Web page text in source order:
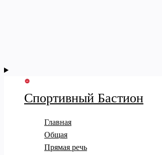
Спортивный Бастион
Главная
Общая
Прямая речь